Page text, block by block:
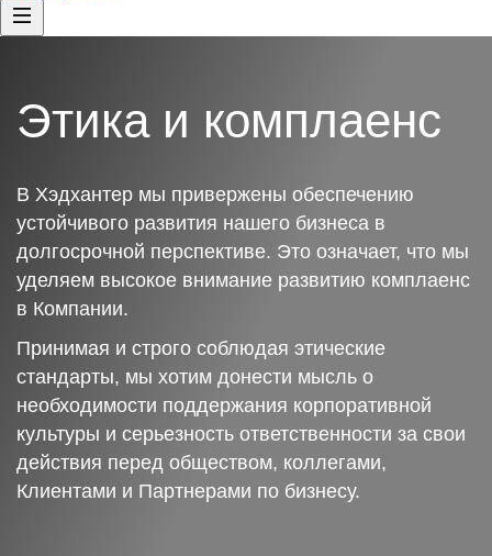
Этика и комплаенс
В Хэдхантер мы привержены обеспечению
устойчивого развития нашего бизнеса в
долгосрочной перспективе. Это означает, что мы
уделяем высокое внимание развитию комплаенс
в Компании.
Принимая и строго соблюдая этические
стандарты, мы хотим донести мысль о
необходимости поддержания корпоративной
культуры и серьезность ответственности за свои
действия перед обществом, коллегами,
Клиентами и Партнерами по бизнесу.